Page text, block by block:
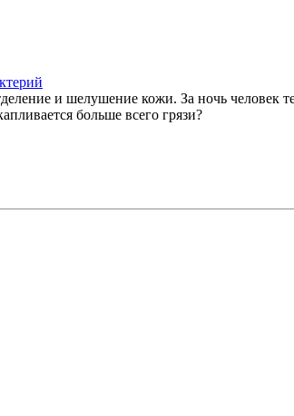
и шелушение кожи. За ночь человек
больше всего грязи?